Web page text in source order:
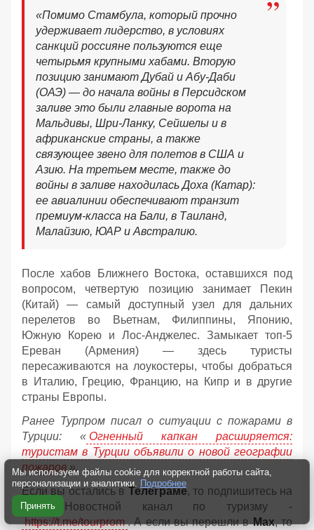
«Помимо Стамбула, который прочно
удерживает лидерство, в условиях
санкций россияне пользуются еще
четырьмя крупными хабами. Вторую
позицию занимают Дубай и Абу-Даби
(ОАЭ) — до начала войны в Персидском
заливе это были главные ворота на
Мальдивы, Шри-Ланку, Сейшелы и в
африканские страны, а также
связующее звено для полетов в США и
Азию. На третьем месте, также до
войны в заливе находилась Доха (Катар):
ее авиалинии обеспечивают транзит
премиум-класса на Бали, в Таиланд,
Малайзию, ЮАР и Австралию.
После хабов Ближнего Востока, оставшихся под
вопросом, четвертую позицию занимает Пекин
(Китай) — самый доступный узел для дальних
перелетов во Вьетнам, Филиппины, Японию,
Южную Корею и Лос-Анджелес. Замыкает топ-5
Ереван (Армения) — здесь туристы
пересаживаются на лоукостеры, чтобы добраться
в Италию, Грецию, Францию, на Кипр и в другие
страны Европы.
Ранее Турпром писал о ситуации с пожарами в
Турции: « Огненный капкан расширяется:
туристам в Турции объявили о новой географии
пожаров ».
Если вы остались в Телеграме, то подпишитесь на
наш Новостной канал по туризму -
https://t.me/tourprom . А если вы перешли вМах, то
Мы используем файлы cookie для корректной работы сайта,
персонализации и аналитики. Подробнее
Принять